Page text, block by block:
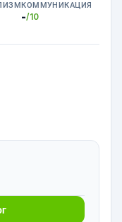
КОММУНИКАЦИЯ
-/10